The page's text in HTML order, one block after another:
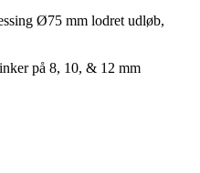
Ø75 mm lodret udløb,
på 8, 10, & 12 mm